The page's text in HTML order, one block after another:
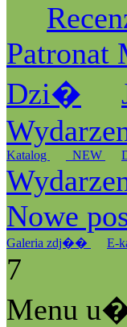
Patronat
Dzi�
Katalog _NEW
Nowe
Galeria zdj�� E-
7
Menu